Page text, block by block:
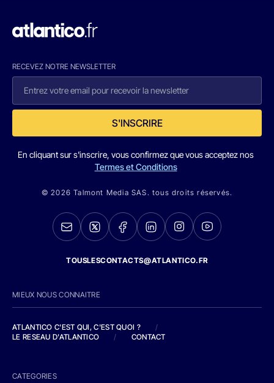
RECEVEZ NOTRE NEWSLETTER
S'INSCRIRE
En cliquant sur s'inscrire, vous confirmez que vous acceptez nos
Termes et Conditions
© 2026 Talmont Media SAS. tous droits réservés.
TOUSLESCONTACTS@ATLANTICO.FR
MIEUX NOUS CONNAITRE
ATLANTICO C'EST QUI, C'EST QUOI ?
/
LE RESEAU D'ATLANTICO
/ CONTACT
CATEGORIES